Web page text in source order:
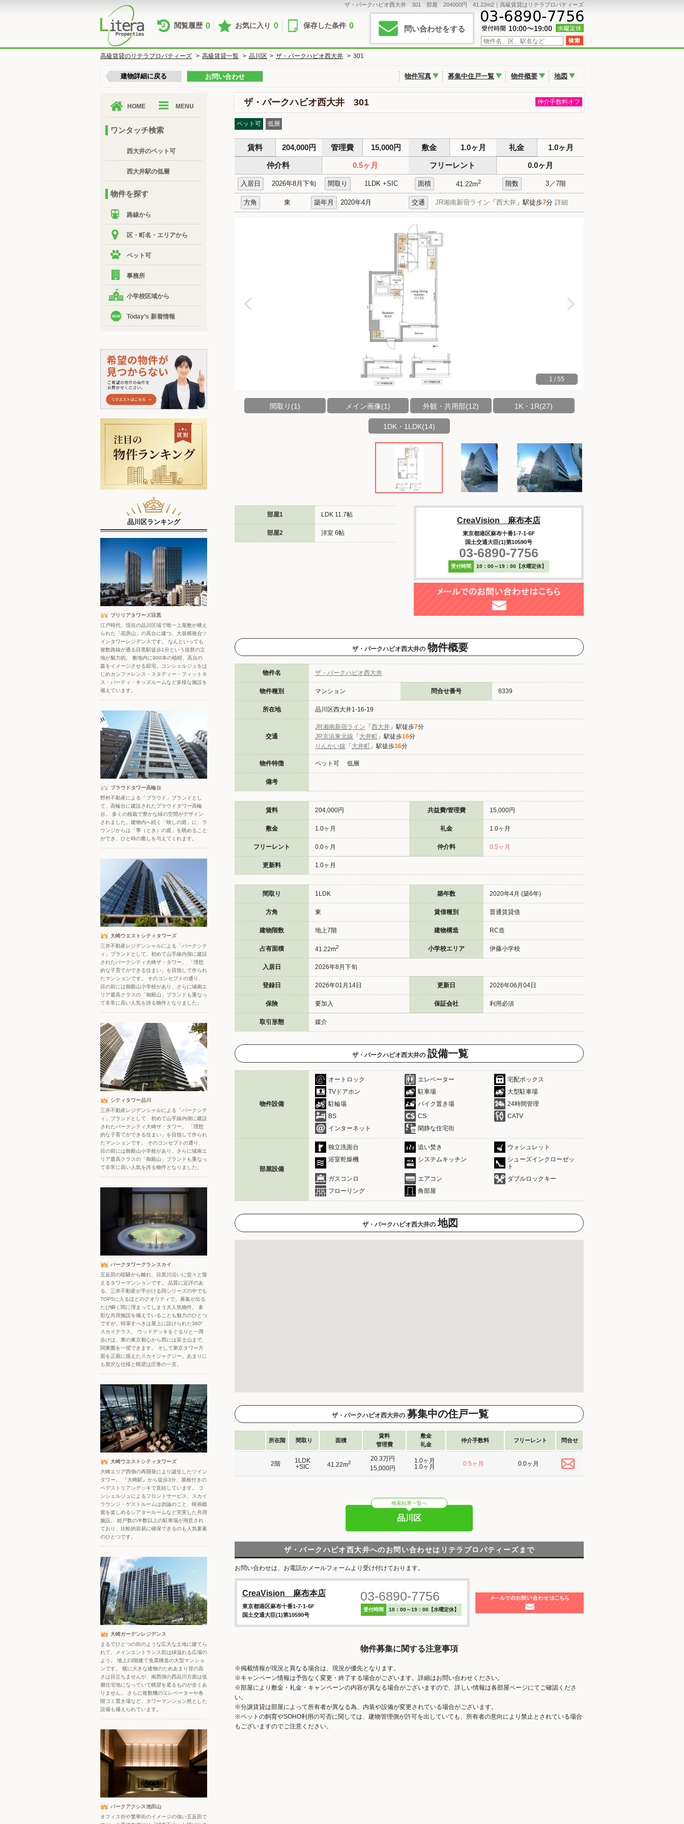
ザ・パークハビオ西大井 301 部屋 204000円 41.22m2｜高級賃貸はリテラプロパティーズ
閲覧履歴 0 お気に入り 0 保存した条件 0 問い合わせをする
高級賃貸のリテラプロパティーズ > 高級賃貸一覧 > 品川区 > ザ・パークハビオ西大井 > 301
建物詳細に戻る お問い合わせ 物件写真 募集中住戸一覧 物件概要 地図
ザ・パークハビオ西大井 301 仲介手数料オフ
ペット可 低層
賃料 204,000円 管理費 15,000円 敷金 1.0ヶ月 礼金 1.0ヶ月
仲介料 0.5ヶ月 フリーレント 0.0ヶ月
入居日 2026年8月下旬 間取り 1LDK +SIC 面積 41.22m2 階数 3／7階
方角 東 築年月 2020年4月 交通 JR湘南新宿ライン 「 西大井」駅徒歩7分 詳細
1 / 55
間取り(1) メイン画像(1) 外観・共用部(12) 1K・1R(27)
1DK・1LDK(14)
部屋1 LDK 11.7帖
部屋2 洋室 6帖
CreaVision 麻布本店
東京都港区麻布十番1-7-1-6F
国土交通大臣(1)第10590号
03-6890-7756
受付時間 10：00～19：00【水曜定休】
ザ・パークハビオ西大井の 物件概要
物件名 ザ・パークハビオ西大井
物件種別 マンション 問合せ番号 8339
所在地 品川区西大井1-16-19
交通
JR湘南新宿ライン 「 西大井 」駅徒歩7分
JR京浜東北線 「 大井町 」駅徒歩16分
りんかい線 「 大井町 」駅徒歩16分
物件特徴 ペット可 低層
備考
賃料 204,000円 共益費/管理費 15,000円
敷金 1.0ヶ月 礼金 1.0ヶ月
フリーレント 0.0ヶ月 仲介料 0.5ヶ月
更新料 1.0ヶ月
間取り 1LDK 築年数 2020年4月 (築6年)
方角 東 賃借種別 普通賃貸借
建物階数 地上7階 建物構造 RC造
占有面積 41.22m2 小学校エリア 伊藤小学校
入居日 2026年8月下旬
登録日 2026年01月14日 更新日 2026年06月04日
保険 要加入 保証会社 利用必須
取引形態 媒介
ザ・パークハビオ西大井の 設備一覧
物件設備
オートロック エレベーター
宅配ボックス
TVドアホン
駐車場
大型駐車場
駐輪場
バイク置き場
24時間管理
BS
CS
CATV
インターネット
閑静な住宅街
部屋設備
独立洗面台 追い焚き
ウォシュレット
浴室乾燥機
システムキッチン
シューズインクローゼッ
ト
ガスコンロ
エアコン
ダブルロックキー
フローリング
角部屋
ザ・パークハビオ西大井の 地図
ザ・パークハビオ西大井の 募集中の住戸一覧
所在階 間取り 面積
賃料
管理費
敷金
礼金
仲介手数料 フリーレント 問合せ
20.3万円
15,000円
1.0ヶ月
1.0ヶ月
0.5ヶ月 0.0ヶ月
2階
1LDK
+SIC
41.22m2
検索結果一覧へ
品川区
ザ・パークハビオ西大井へのお問い合わせはリテラプロパティーズまで
お問い合わせは、お電話かメールフォームより受け付けております。
CreaVision 麻布本店
東京都港区麻布十番1-7-1-6F
国土交通大臣(1)第10590号
03-6890-7756
受付時間 10：00～19：00【水曜定休】
物件募集に関する注意事項
※掲載情報が現況と異なる場合は、現況が優先となります。
※キャンペーン情報は予告なく変更・終了する場合がございます。詳細はお問い合わせください。
※部屋により敷金・礼金・キャンペーンの内容が異なる場合がございますので、詳しい情報は各部屋ページにてご確認くださ
い。
※分譲賃貸は部屋によって所有者が異なる為、内装や設備が変更されている場合がございます。
※ペットの飼育やSOHO利用の可否に関しては、建物管理側が許可を出していても、所有者の意向により禁止とされている場合
もございますのでご注意ください。
HOME MENU
ワンタッチ検索
西大井のペット可
西大井駅の低層
物件を探す
路線から
区・町名・エリアから
ペット可
事務所
小学校区域から
Today’s 新着情報
品川区ランキング
ブリリアタワーズ目黒
江戸時代、現在の品川区域で唯一上屋敷が構え
られた「花房山」の高台に建つ、大規模複合ツ
インタワーレジデンスです。 なんといっても
複数路線が通る目黒駅徒歩1分という抜群の立
地が魅力的。 敷地内に900本の植樹、高台の
森をイメージさせる邸宅。コンシェルジュをは
じめカンファレンス・スタディー・フィットネ
ス・パーティ・キッズルームなど多様な施設を
備えています。
プラウドタワー高輪台
野村不動産による「プラウド」ブランドとし
て、高輪台に建設されたプラウドタワー高輪
台。 多くの植栽で豊かな緑の空間がデザイン
されました。建物内へ続く「映しの庭」に、ラ
ウンジからは「季（とき）の庭」を眺めること
ができ、ひと時の癒しを与えてくれます。
大崎ウエストシティタワーズ
三井不動産レジデンシャルによる「パークシテ
ィ」ブランドとして、初めて山手線内側に建設
されたパークシティ大崎ザ・タワー。 「理想
的な子育てができる住まい」を目指して作られ
たマンションです。 そのコンセプトの通り、
目の前には御殿山小学校があり、さらに城南エ
リア最高クラスの「御殿山」ブランドも重なっ
て非常に高い人気を誇る物件となりました。
シティタワー品川
三井不動産レジデンシャルによる「パークシテ
ィ」ブランドとして、初めて山手線内側に建設
されたパークシティ大崎ザ・タワー。 「理想
的な子育てができる住まい」を目指して作られ
たマンションです。 そのコンセプトの通り、
目の前には御殿山小学校があり、さらに城南エ
リア最高クラスの「御殿山」ブランドも重なっ
て非常に高い人気を誇る物件となりました。
パークタワーグランスカイ
五反田の喧騒から離れ、目黒川沿いに堂々と聳
えるタワーマンションです。 品質に定評のあ
る、三井不動産が手がける同シリーズの中でも
TOP5に入るほどのクオリティで、募集が出る
たび瞬く間に埋まってしまう大人気物件。 多
彩な共用施設を備えていることも魅力のひとつ
ですが、特筆すべきは屋上に設けられた360°
スカイテラス。 ウッドデッキをぐるりと一周
歩けば、東の東京都心から西には富士山まで、
関東圏を一望できます。 そして東京タワー方
面を正面に据えたスカイジャグジー。あまりに
も贅沢な仕様と眺望は圧巻の一言。
大崎ウエストシティタワーズ
大崎エリア西側の再開発により誕生したツイン
タワー。 『大崎駅』から徒歩3分、屋根付きの
ペデストリアンデッキで直結しています。 コ
ンシェルジュによるフロントサービス、スカイ
ラウンジ・ゲストルームは勿論のこと、映画鑑
賞を楽しめるシアタールームなど充実した共用
施設。 総戸数の半数以上の駐車場が用意され
ており、比較的容易に確保できるのも人気要素
のひとつです。
大崎ガーデンレジデンス
まるでひとつの街のような広大な土地に建てら
れて、メインエントランス前は緑溢れる広場の
よう。 地上23階建て免震構造の大型マンショ
ンです。 横に大きな建物のためあまり背の高
さは目立ちませんが、南西側の西品川方面は低
層住宅地になっていて眺望を遮るものが全くあ
りません。 さらに複数機のエレベーターや各
階ゴミ置き場など、タワーマンション然とした
設備も備えられています。
パークアクシス池田山
オフィス街や繁華街のイメージの強い五反田で